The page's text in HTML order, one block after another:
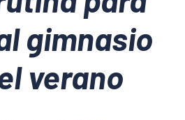
gimnasio
verano